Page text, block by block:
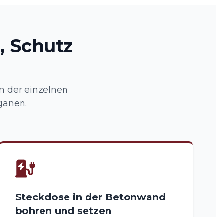
Schutz
der einzelnen
Steckdose in der Betonwand
bohren und setzen